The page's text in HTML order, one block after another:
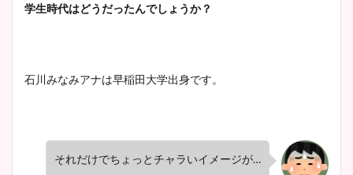
大家彩香アナのかわいいカッ
ニット衣装まとめ！美足の筋
肉も凄い！
学生時代はどうだったんでしょうか？
石川みなみアナは早稲田大学出身です。
それだけでちょっとチャラいイメージが…